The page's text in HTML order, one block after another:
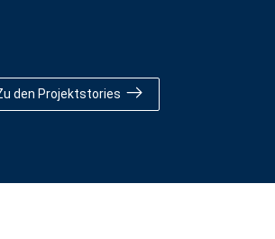
den Projektstories